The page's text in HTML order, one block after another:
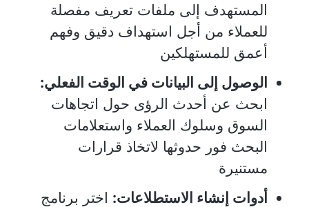
المستهدف إلى ملفات تعريف مفصلة
للعملاء من أجل استهداف دقيق وفهم
أعمق للمستهلكين
الوصول إلى البيانات في الوقت الفعلي:
ابحث عن أحدث الرؤى حول اتجاهات
السوق وسلوك العملاء واستعلامات
البحث فور حدوثها لاتخاذ قرارات
مستنيرة
أدوات إنشاء الاستطلاعات: اختر برنامج